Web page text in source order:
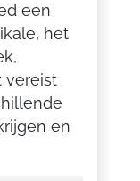
een
het
vereist
en